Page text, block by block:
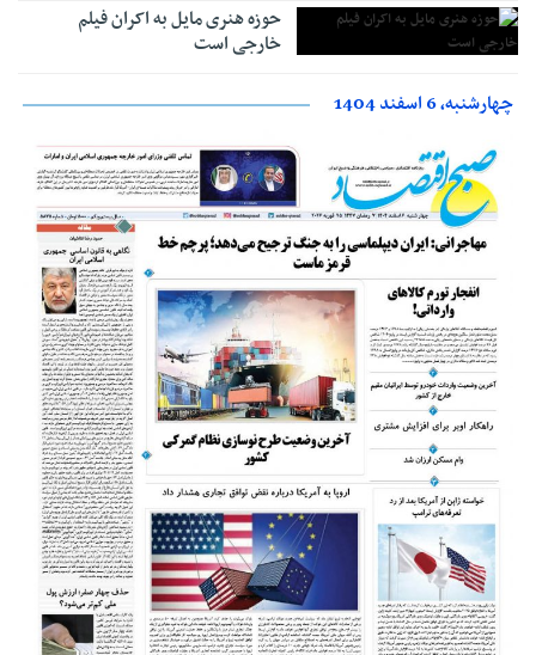
حوزه هنری مایل به اکران فیلم
خارجی است
چهارشنبه، 6 اسفند 1404